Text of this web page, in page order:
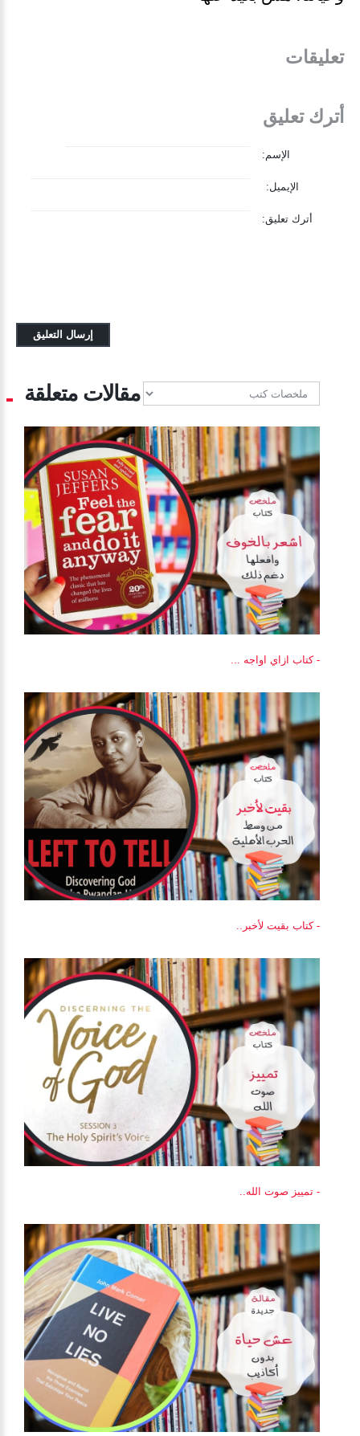
تعليقات
أترك تعليق
الإسم:
الإيميل:
أترك تعليق:
مقالات متعلقة
- كتاب ازاي اواجه ...
- كتاب بقيت لأخبر..
- تمييز صوت الله..